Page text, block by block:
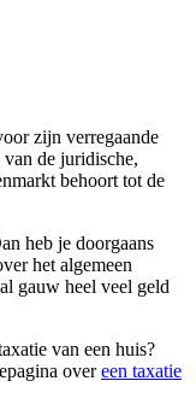
zijn verregaande
de juridische,
behoort tot de
heb je doorgaans
het algemeen
gauw heel veel geld
van een huis?
overeen taxatie